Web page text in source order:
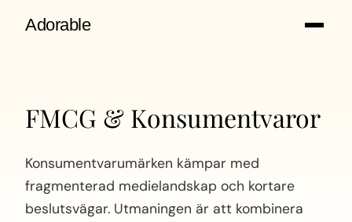
Adorable
FMCG & Konsumentvaror
Konsumentvarumärken kämpar med
fragmenterad medielandskap och kortare
beslutsvägar. Utmaningen är att kombinera